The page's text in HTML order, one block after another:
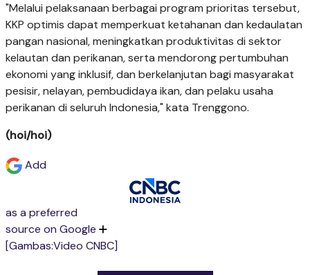
"Melalui pelaksanaan berbagai program prioritas tersebut,
KKP optimis dapat memperkuat ketahanan dan kedaulatan
pangan nasional, meningkatkan produktivitas di sektor
kelautan dan perikanan, serta mendorong pertumbuhan
ekonomi yang inklusif, dan berkelanjutan bagi masyarakat
pesisir, nelayan, pembudidaya ikan, dan pelaku usaha
perikanan di seluruh Indonesia," kata Trenggono.
(hoi/hoi)
Add
as a preferred
source on Google
[Gambas:Video CNBC]